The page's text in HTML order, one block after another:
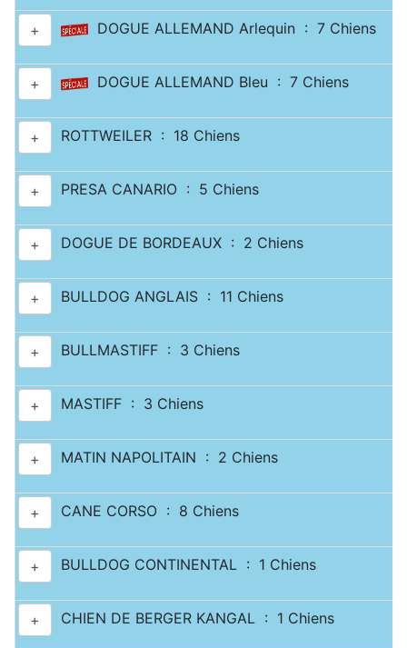
+ DOGUE ALLEMAND Arlequin : 7 Chiens
+ DOGUE ALLEMAND Bleu : 7 Chiens
+ ROTTWEILER : 18 Chiens
+ PRESA CANARIO : 5 Chiens
+ DOGUE DE BORDEAUX : 2 Chiens
+ BULLDOG ANGLAIS : 11 Chiens
+ BULLMASTIFF : 3 Chiens
+ MASTIFF : 3 Chiens
+ MATIN NAPOLITAIN : 2 Chiens
+ CANE CORSO : 8 Chiens
+ BULLDOG CONTINENTAL : 1 Chiens
+ CHIEN DE BERGER KANGAL : 1 Chiens